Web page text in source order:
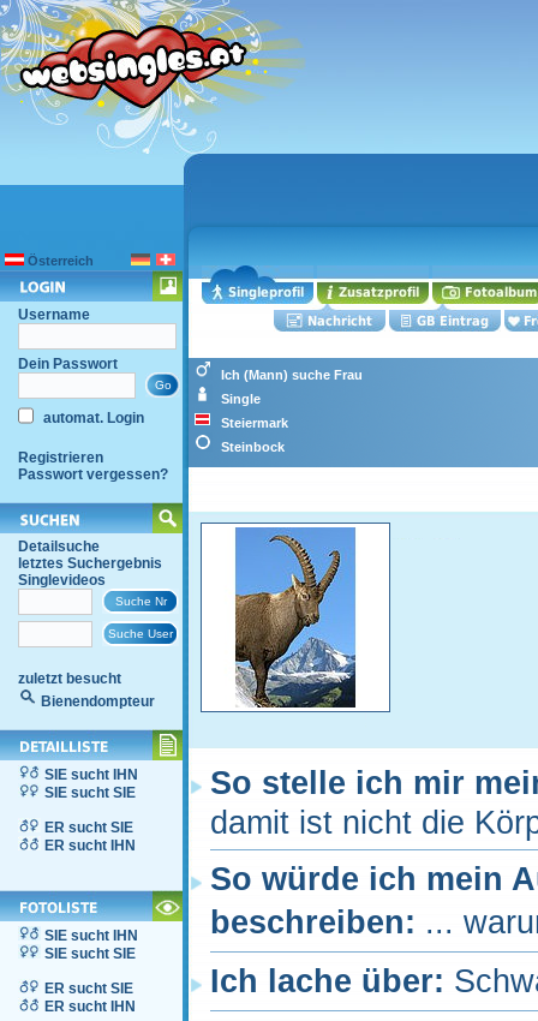
Österreich
Username
Dein Passwort
automat. Login
Registrieren
Passwort vergessen?
Detailsuche
letztes Suchergebnis
Singlevideos
zuletzt besucht
Bienendompteur
SIE sucht IHN
SIE sucht SIE
ER sucht SIE
ER sucht IHN
SIE sucht IHN
SIE sucht SIE
ER sucht SIE
ER sucht IHN
Ich (Mann) suche Frau
Single
Steiermark
Steinbock
So stelle ich mir
damit ist nicht die
So würde ich mein
beschreiben: ...
Ich lache über: